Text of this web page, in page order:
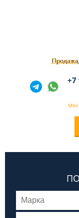
Продажа
+7
мы